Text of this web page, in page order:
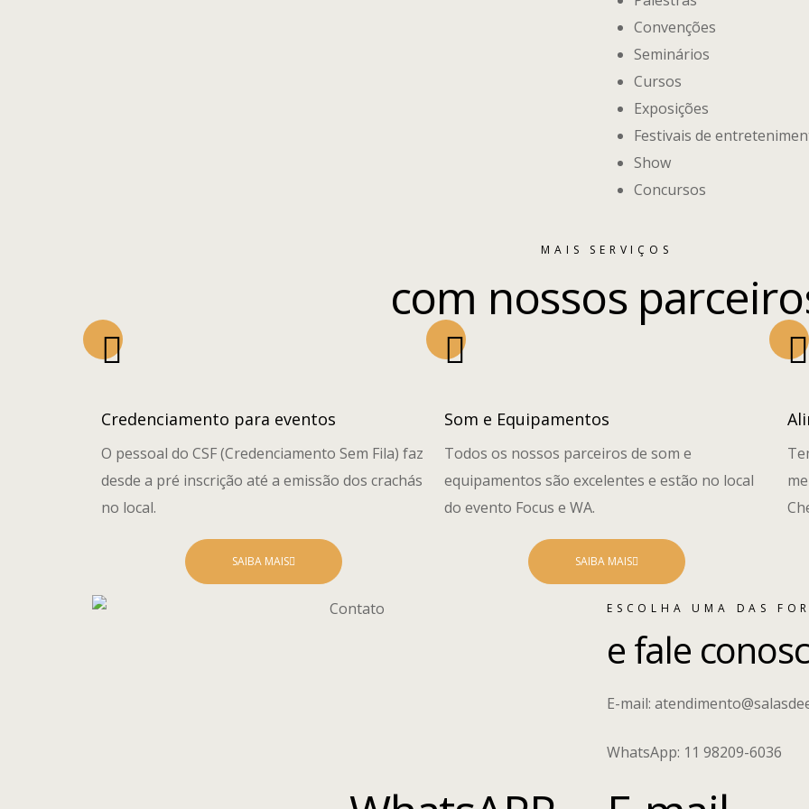
Convenções
Seminários
Cursos
Exposições
Festivais de
Show
Concursos
MAIS SERVIÇOS
com nossos
Credenciamento para eventos
O pessoal do CSF (Credenciamento Sem Fila) faz
desde a pré inscrição até a emissão dos crachás
no local.
SAIBA MAIS
Som e Equipamentos
Todos os nossos parceiros de som e
equipamentos são excelentes e estão no local
do evento Focus e WA.
SAIBA MAIS
ESCOLHA UMA DAS
e fale
E-mail:
WhatsApp: 11 98209-6036